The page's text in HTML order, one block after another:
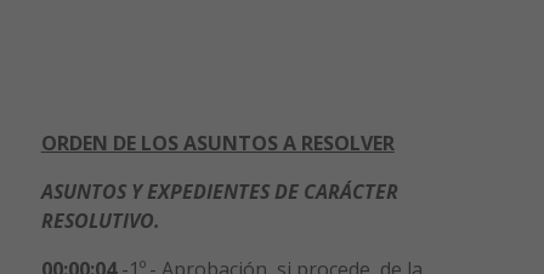
ORDEN DE LOS ASUNTOS A RESOLVER
ASUNTOS Y EXPEDIENTES DE CARÁCTER
RESOLUTIVO.